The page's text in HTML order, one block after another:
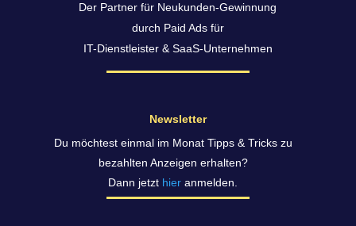
Der Partner für Neukunden-Gewinnung
durch Paid Ads für
IT-Dienstleister & SaaS-Unternehmen
Newsletter
Du möchtest einmal im Monat Tipps & Tricks zu
bezahlten Anzeigen erhalten?
Dann jetzt hier anmelden.